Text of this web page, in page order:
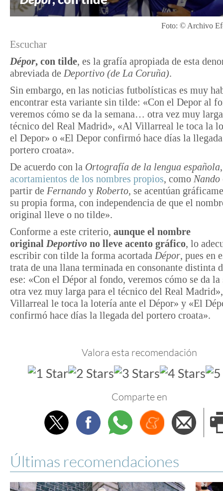
Foto: © Archivo
Escuchar
Dépor, con tilde, es la grafía apropiada de esta
abreviada de Deportivo (de La Coruña).
Sin embargo, en las noticias futbolísticas es muy
encontrar esta variante sin tilde: «Con el Depor al
veremos cómo se da la semana… otra vez muy
técnico del Real Madrid», «Al Villarreal le toca la
el Depor» o «El Depor confirmó hace días la
portero croata».
De acuerdo con la Ortografía de la lengua española
acortamientos de los nombres propios, como Nando
partir de Fernando y Roberto, se acentúan
su propia forma, con independencia de que el
original lleve o no tilde».
Conforme a este criterio, aunque el nombre
original Deportivo no lleve acento gráfico, lo
escribir con tilde la forma acortada Dépor, pues en
trata de una llana terminada en consonante distinta
ese: «Con el Dépor al fondo, veremos cómo se da
otra vez muy larga para el técnico del Real
Villarreal le toca la lotería ante el Dépor» y «El
confirmó hace días la llegada del portero croata».
Valora esta recomendación
Comparte en
TwitterFacebookWhatsappMenéame
Últimas recomendaciones